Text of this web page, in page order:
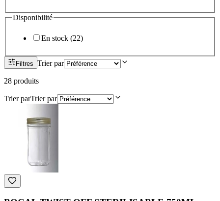
Disponibilité
En stock (22)
Filtres Trier par
28 produits
Trier parTrier par